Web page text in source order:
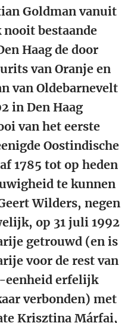
Goldman vanuit
bestaande
Haag de door
van Oranje en
van Oldebarnevelt
in Den Haag
van het eerste
Oostindische
1785 tot op heden
te kunnen
Wilders, negen
op 31 juli 1992
getrouwd (en is
voor de rest van
eenheid erfelijk
verbonden) met
Krisztina Márfai,